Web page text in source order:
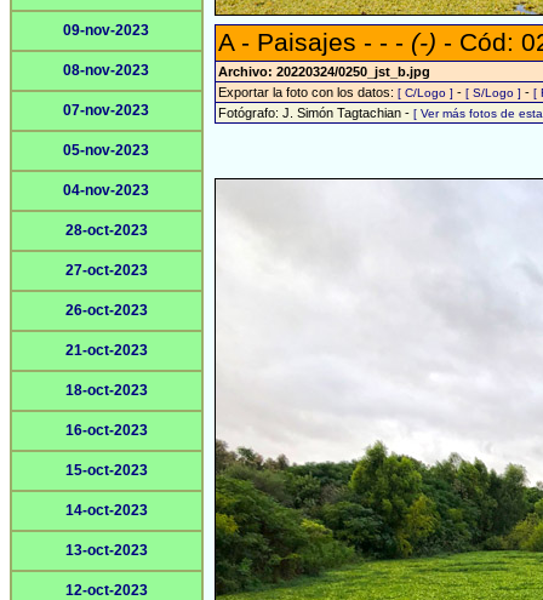
09-nov-2023
08-nov-2023
07-nov-2023
05-nov-2023
04-nov-2023
28-oct-2023
27-oct-2023
26-oct-2023
21-oct-2023
18-oct-2023
16-oct-2023
15-oct-2023
14-oct-2023
13-oct-2023
12-oct-2023
A - Paisajes - - - (-) - Cód:
Archivo: 20220324/0250_jst_b.jpg
Exportar la foto con los datos: [ C/Logo ] - [ S/Logo ] - [
Fotógrafo: J. Simón Tagtachian - [ Ver más fotos de